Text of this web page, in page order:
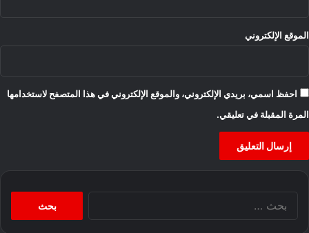
الموقع الإلكتروني
احفظ اسمي، بريدي الإلكتروني، والموقع الإلكتروني في هذا المتصفح لاستخدامها
المرة المقبلة في تعليقي.